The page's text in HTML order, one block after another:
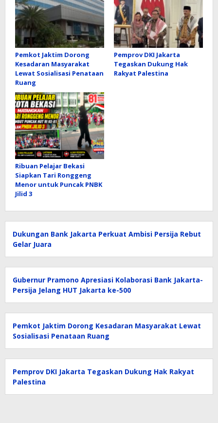
Pemkot Jaktim Dorong
Kesadaran Masyarakat
Lewat Sosialisasi Penataan
Ruang
Pemprov DKI Jakarta
Tegaskan Dukung Hak
Rakyat Palestina
Ribuan Pelajar Bekasi
Siapkan Tari Ronggeng
Menor untuk Puncak PNBK
Jilid 3
Dukungan Bank Jakarta Perkuat Ambisi Persija Rebut
Gelar Juara
Gubernur Pramono Apresiasi Kolaborasi Bank Jakarta-
Persija Jelang HUT Jakarta ke-500
Pemkot Jaktim Dorong Kesadaran Masyarakat Lewat
Sosialisasi Penataan Ruang
Pemprov DKI Jakarta Tegaskan Dukung Hak Rakyat
Palestina